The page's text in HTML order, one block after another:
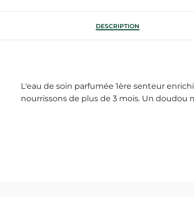
DESCRIPTION
L'eau de soin parfumée 1ère senteur
nourrissons de plus de 3 mois. Un doudou